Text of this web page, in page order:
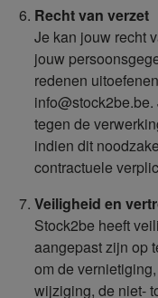
Recht van verzet
Je kan jouw recht
jouw
redenen
tegen de
indien dit
contractuele
Veiligheid en
Stock2be heeft
aangepast zijn op
om de
wijziging, de niet-